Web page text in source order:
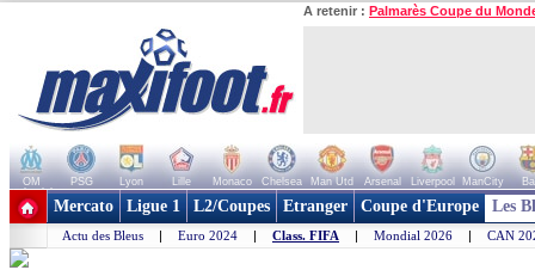
A retenir : Palmarès Coupe du
OM PSG Lyon Lille Monaco Chelsea Man Utd Arsenal Liverpool ManCity
+ de clubs
Mercato Ligue 1 L2/Coupes Etranger Coupe d'Europe Les
Actu des Bleus | Euro 2024 | Class. FIFA | Mondial 2026 | CAN